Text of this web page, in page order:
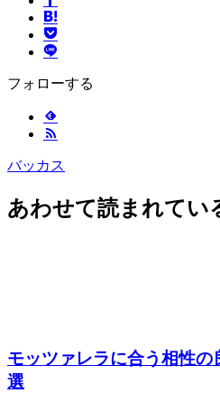
フォローする
バッカス
あわせて読まれてい
モッツァレラに合う相性の
選